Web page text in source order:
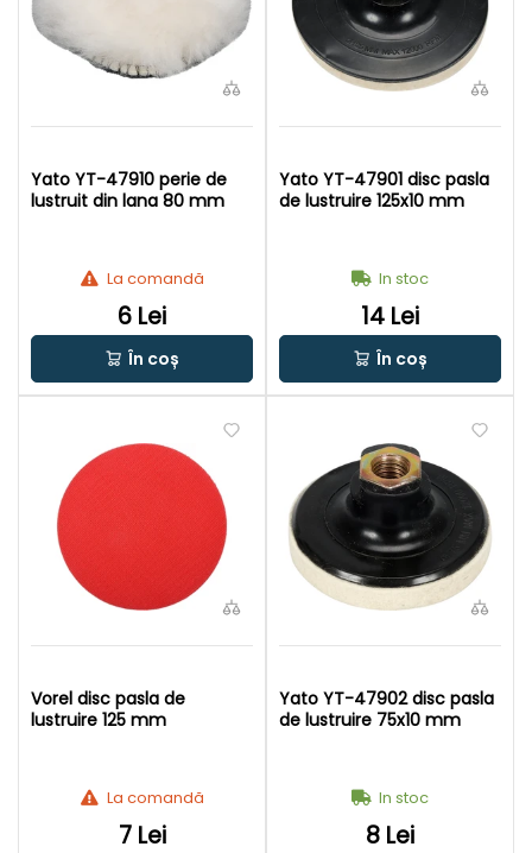
Yato YT-47910 perie de
lustruit din lana 80 mm
La comandă
6 Lei
În coș
Yato YT-47901 disc pasla
de lustruire 125x10 mm
In stoc
14 Lei
În coș
Vorel disc pasla de
lustruire 125 mm
La comandă
7 Lei
Yato YT-47902 disc pasla
de lustruire 75x10 mm
In stoc
8 Lei